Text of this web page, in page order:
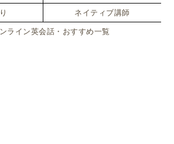
ネイティブ講師
ライン英会話・おすすめ一覧